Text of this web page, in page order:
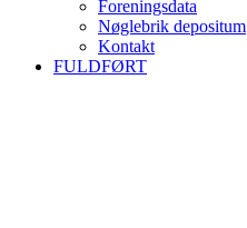
Foreningsdata
Nøglebrik depositum
Kontakt
FULDFØRT